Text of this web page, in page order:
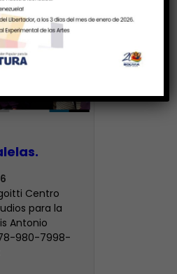
Centro
para la
Antonio
980-7998-